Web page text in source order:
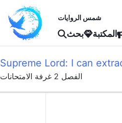
شمس الروايات
بحث المكتبة
Supreme Lord: I can
الفصل 2 غرفة الامتحانات